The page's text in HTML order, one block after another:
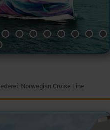
Norwegian Cruise Line